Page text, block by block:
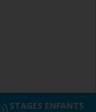
STAGES ENFANTS